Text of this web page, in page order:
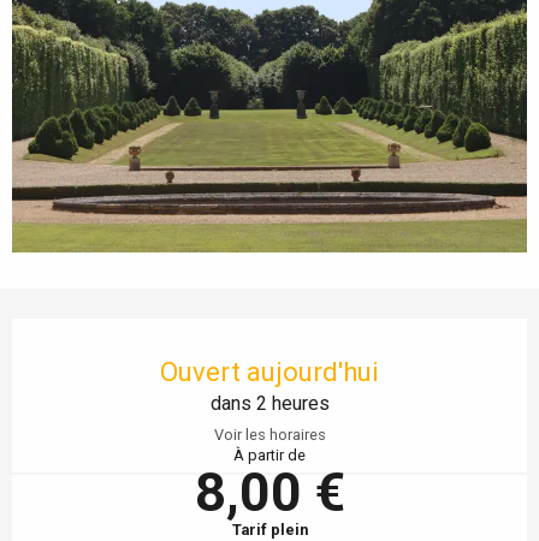
Ouvert aujourd'hui
dans 2 heures
Voir les horaires
À partir de
8,00 €
Tarif plein